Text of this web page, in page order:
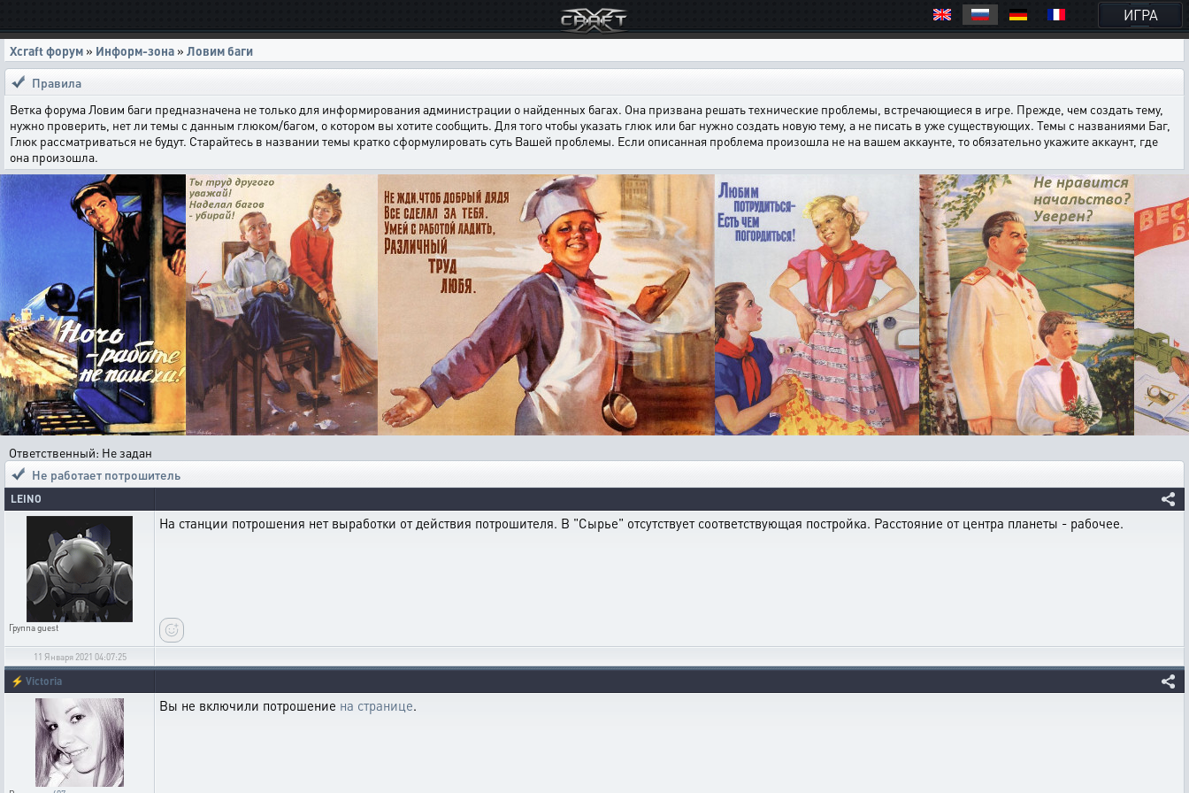
ИГРА
Xcraft форум » Информ-зона » Ловим баги
Правила
Ветка форума Ловим баги предназначена не только для информирования администрации о найденных багах. Она призвана решать технические проблемы, встречающиеся в игре. Прежде, чем создать тему,
нужно проверить, нет ли темы с данным глюком/багом, о котором вы хотите сообщить. Для того чтобы указать глюк или баг нужно создать новую тему, а не писать в уже существующих. Темы с названиями Баг,
Глюк рассматриваться не будут. Старайтесь в названии темы кратко сформулировать суть Вашей проблемы. Если описанная проблема произошла не на вашем аккаунте, то обязательно укажите аккаунт, где
она произошла.
Ответственный: Не задан
Не работает потрошитель
LEINO
Группаguest
На станции потрошения нет выработки от действия потрошителя. В "Сырье" отсутствует соответствующая постройка. Расстояние от центра планеты - рабочее.
11 Января 2021 04:07:25
⚡ Victoria
Вы не включили потрошение на странице.